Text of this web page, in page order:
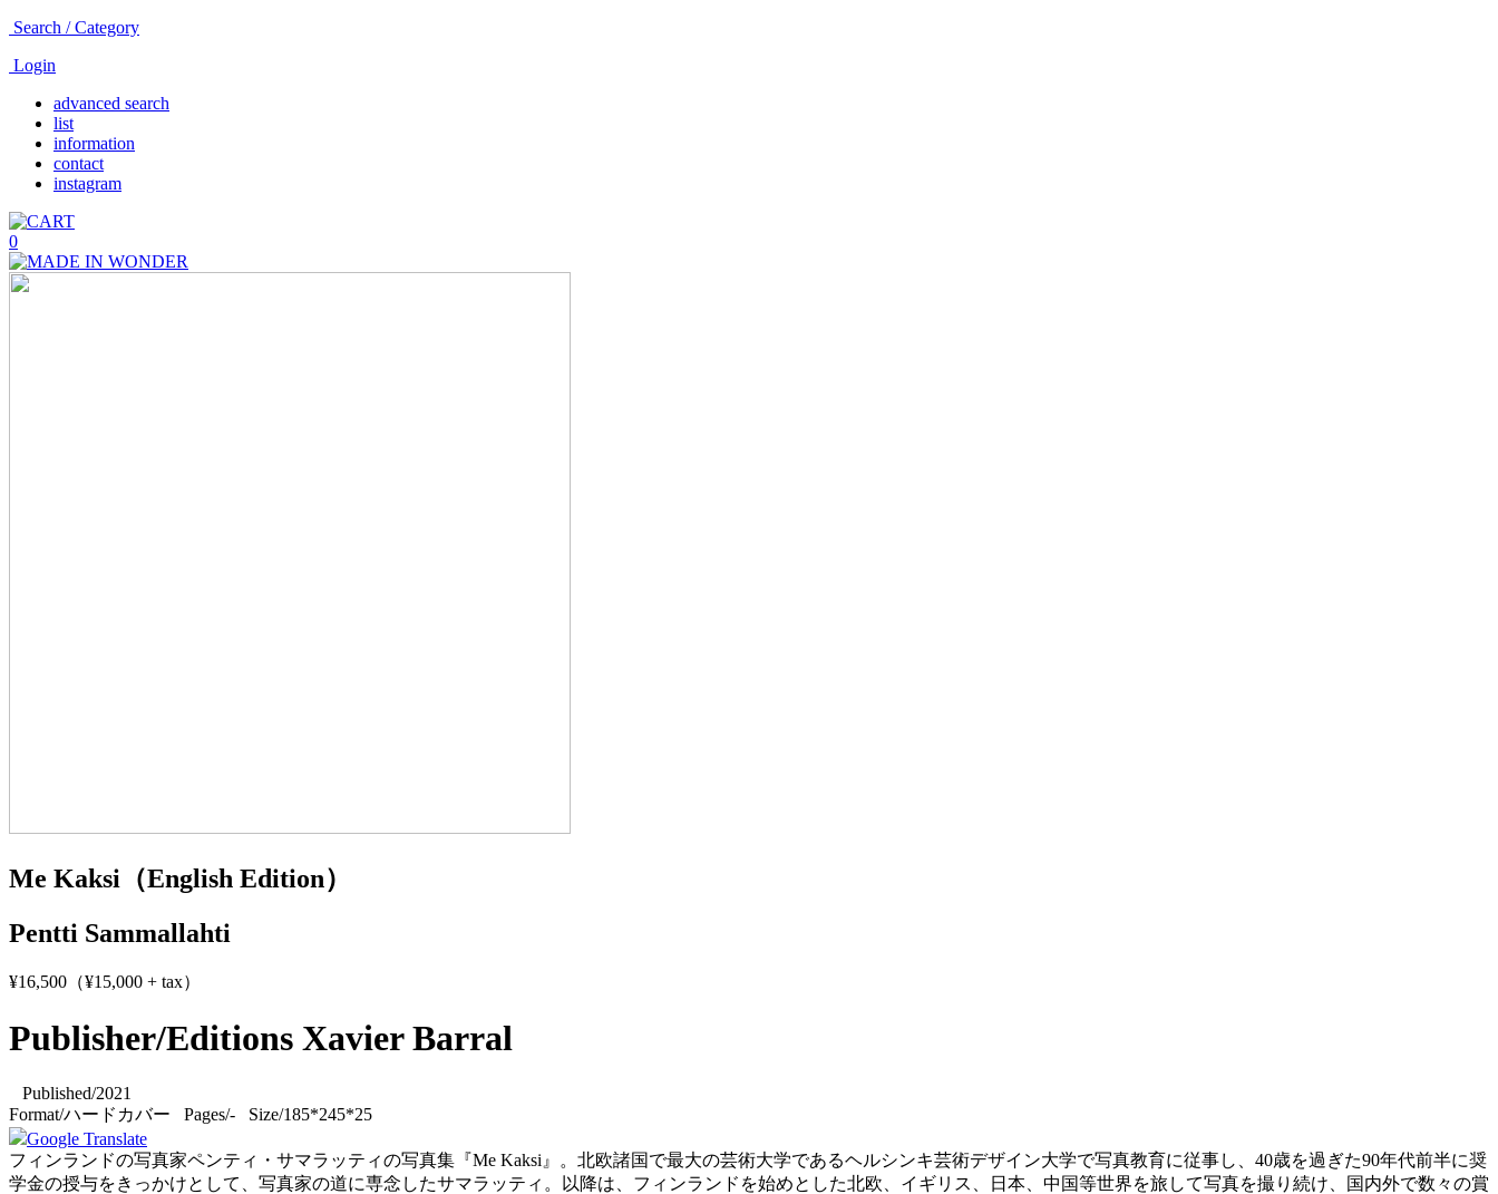
Search / Category
Login
advanced search
list
information
contact
instagram
0
Me Kaksi（English Edition）
Pentti Sammallahti
¥16,500（¥15,000 + tax）
Publisher/Editions Xavier Barral
Published/2021
Format/ハードカバー Pages/- Size/185*245*25
Google Translate
フィンランドの写真家ペンティ・サマラッティの写真集『Me Kaksi』。北欧諸国で最大の芸術大学であるヘルシンキ芸術デザイン大学で写真教育に従事し、40歳を過ぎた90年代前半に奨
学金の授与をきっかけとして、写真家の道に専念したサマラッティ。以降は、フィンランドを始めとした北欧、イギリス、日本、中国等世界を旅して写真を撮り続け、国内外で数々の賞